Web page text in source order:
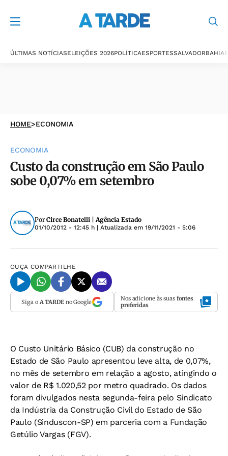
ÚLTIMAS NOTÍCIASELEIÇÕES 2026POLÍTICAESPORTESSALVADORBAHIA
HOME>ECONOMIA
ECONOMIA
Custo da construção em São Paulo
sobe 0,07% em setembro
Por Circe Bonatelli | Agência Estado
01/10/2012 - 12:45 h | Atualizada em 19/11/2021 - 5:06
OUÇA COMPARTILHE
Siga o A TARDEno Google Nos adicione às suas fontes
preferidas
O Custo Unitário Básico (CUB) da construção no
Estado de São Paulo apresentou leve alta, de 0,07%,
no mês de setembro em relação a agosto, atingindo o
valor de R$ 1.020,52 por metro quadrado. Os dados
foram divulgados nesta segunda-feira pelo Sindicato
da Indústria da Construção Civil do Estado de São
Paulo (Sinduscon-SP) em parceria com a Fundação
Getúlio Vargas (FGV).